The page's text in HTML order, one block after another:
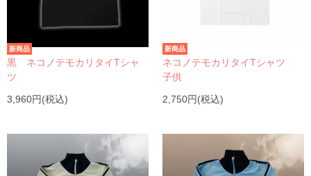
新商品
黒 ネコノテモカリタイTシャ
ツ
3,960円(税込)
新商品
ネコノテモカリタイTシャツ
子供
2,750円(税込)